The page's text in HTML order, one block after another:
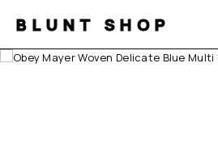
BLUNT SHOP